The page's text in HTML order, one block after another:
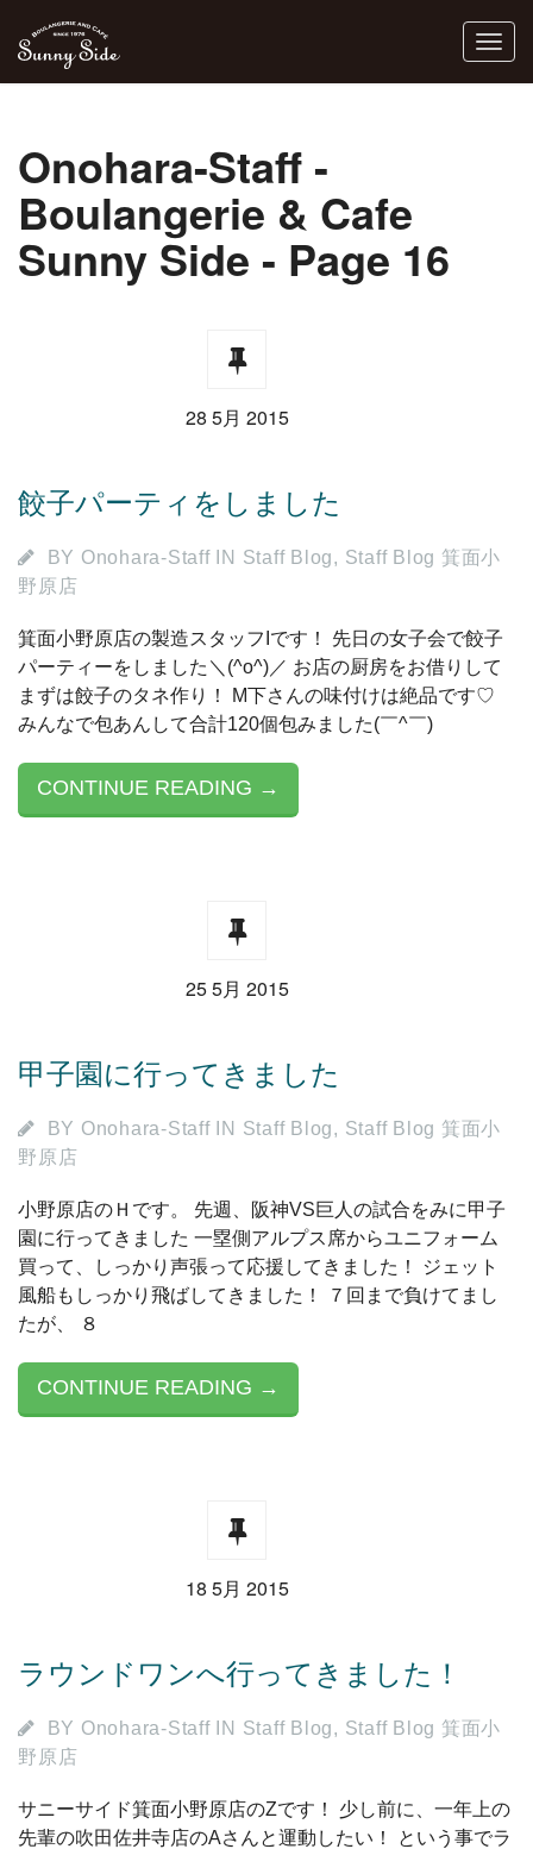
Onohara-Staff -
Boulangerie & Cafe
Sunny Side - Page 16
28 5月 2015
餃子パーティをしました
BY Onohara-StaffIN Staff Blog, Staff Blog 箕面小
野原店
箕面小野原店の製造スタッフIです！ 先日の女子会で餃子
パーティーをしました＼(^o^)／ お店の厨房をお借りして
まずは餃子のタネ作り！ M下さんの味付けは絶品です♡
みんなで包あんして合計120個包みました(￣^￣)︎
CONTINUE READING →
25 5月 2015
甲子園に行ってきました
BY Onohara-StaffIN Staff Blog, Staff Blog 箕面小
野原店
小野原店のＨです。 先週、阪神VS巨人の試合をみに甲子
園に行ってきました 一塁側アルプス席からユニフォーム
買って、しっかり声張って応援してきました！ ジェット
風船もしっかり飛ばしてきました！ ７回まで負けてまし
たが、 ８
CONTINUE READING →
18 5月 2015
ラウンドワンへ行ってきました！
BY Onohara-StaffIN Staff Blog, Staff Blog 箕面小
野原店
サニーサイド箕面小野原店のZです！ 少し前に、一年上の
先輩の吹田佐井寺店のAさんと運動したい！ という事でラ